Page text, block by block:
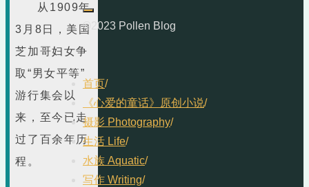
从1909年
3月8日，美国
芝加哥妇女争
取“男女平等”
游行集会以
来，至今已走
过了百余年历
程。
©2023 Pollen Blog
首页/
《心爱的童话》原创小说/
摄影 Photography/
生活 Life/
水族 Aquatic/
写作 Writing/